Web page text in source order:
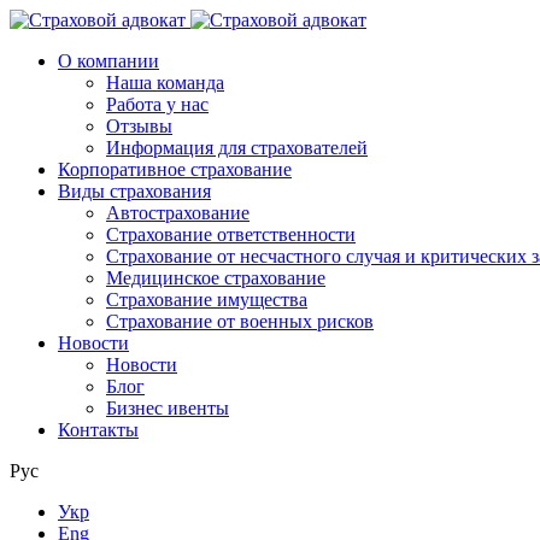
О компании
Наша команда
Работа у нас
Отзывы
Информация для страхователей
Корпоративное страхование
Виды страхования
Автострахование
Страхование ответственности
Страхование от несчастного случая и критических
Медицинское страхование
Страхование имущества
Страхование от военных рисков
Новости
Новости
Блог
Бизнес ивенты
Контакты
Рус
Укр
Eng